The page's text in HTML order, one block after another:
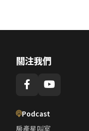
關注我們
Podcast
房產星叫室